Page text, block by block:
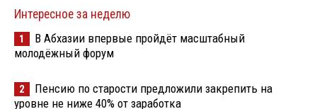
Интересное за неделю
1
В Абхазии впервые пройдёт масштабный
молодёжный форум
2
Пенсию по старости предложили закрепить на
уровне не ниже 40% от заработка